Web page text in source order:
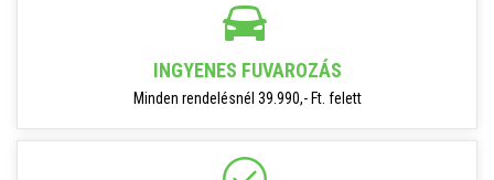
INGYENES FUVAROZÁS
Minden rendelésnél 39.990,- Ft. felett